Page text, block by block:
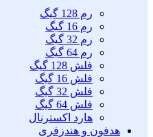
رم 128 گیگ
رم 16 گیگ
رم 32 گیگ
رم 64 گیگ
فلش 128 گیگ
فلش 16 گیگ
فلش 32 گیگ
فلش 64 گیگ
هارد اکسترنال
هدفون و هندزفری